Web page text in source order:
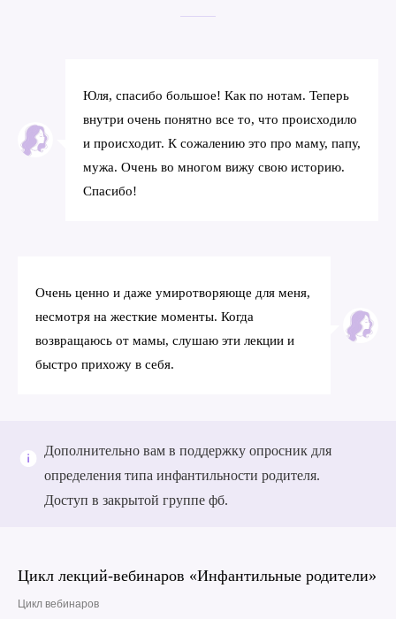
Юля, спасибо большое! Как по нотам. Теперь
внутри очень понятно все то, что происходило
и происходит. К сожалению это про маму, папу,
мужа. Очень во многом вижу свою историю.
Спасибо!
Очень ценно и даже умиротворяюще для меня,
несмотря на жесткие моменты. Когда
возвращаюсь от мамы, слушаю эти лекции и
быстро прихожу в себя.
Дополнительно вам в поддержку опросник для
определения типа инфантильности родителя.
Доступ в закрытой группе фб.
Цикл лекций-вебинаров «Инфантильные родители»
Цикл вебинаров